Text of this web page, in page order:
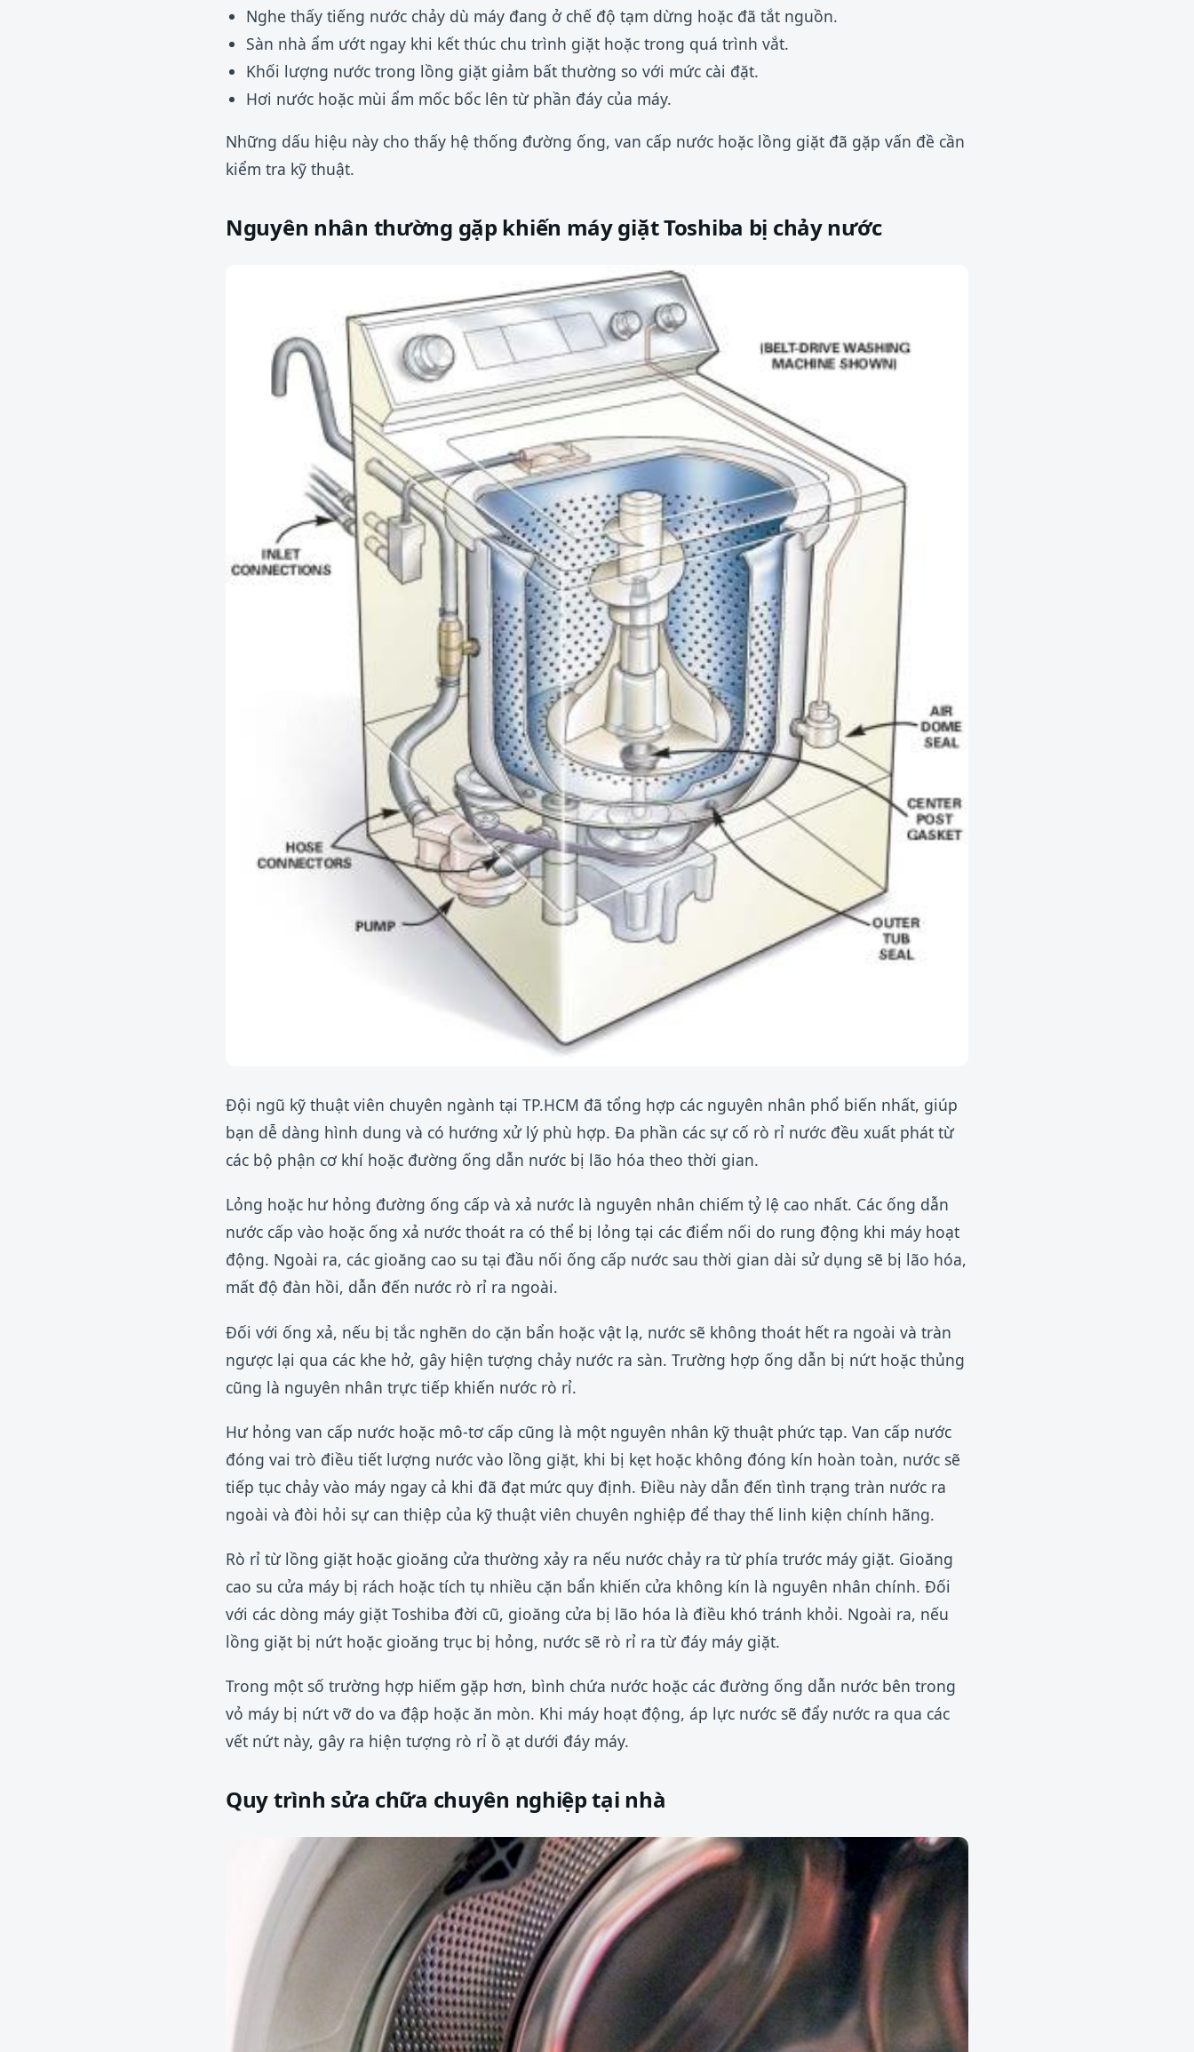
Nghe thấy tiếng nước chảy dù máy đang ở chế độ tạm dừng hoặc đã tắt nguồn.
Sàn nhà ẩm ướt ngay khi kết thúc chu trình giặt hoặc trong quá trình vắt.
Khối lượng nước trong lồng giặt giảm bất thường so với mức cài đặt.
Hơi nước hoặc mùi ẩm mốc bốc lên từ phần đáy của máy.
Những dấu hiệu này cho thấy hệ thống đường ống, van cấp nước hoặc lồng giặt đã gặp vấn đề cần
kiểm tra kỹ thuật.
Nguyên nhân thường gặp khiến máy giặt Toshiba bị chảy nước
Đội ngũ kỹ thuật viên chuyên ngành tại TP.HCM đã tổng hợp các nguyên nhân phổ biến nhất, giúp
bạn dễ dàng hình dung và có hướng xử lý phù hợp. Đa phần các sự cố rò rỉ nước đều xuất phát từ
các bộ phận cơ khí hoặc đường ống dẫn nước bị lão hóa theo thời gian.
Lỏng hoặc hư hỏng đường ống cấp và xả nước là nguyên nhân chiếm tỷ lệ cao nhất. Các ống dẫn
nước cấp vào hoặc ống xả nước thoát ra có thể bị lỏng tại các điểm nối do rung động khi máy hoạt
động. Ngoài ra, các gioăng cao su tại đầu nối ống cấp nước sau thời gian dài sử dụng sẽ bị lão hóa,
mất độ đàn hồi, dẫn đến nước rò rỉ ra ngoài.
Đối với ống xả, nếu bị tắc nghẽn do cặn bẩn hoặc vật lạ, nước sẽ không thoát hết ra ngoài và tràn
ngược lại qua các khe hở, gây hiện tượng chảy nước ra sàn. Trường hợp ống dẫn bị nứt hoặc thủng
cũng là nguyên nhân trực tiếp khiến nước rò rỉ.
Hư hỏng van cấp nước hoặc mô-tơ cấp cũng là một nguyên nhân kỹ thuật phức tạp. Van cấp nước
đóng vai trò điều tiết lượng nước vào lồng giặt, khi bị kẹt hoặc không đóng kín hoàn toàn, nước sẽ
tiếp tục chảy vào máy ngay cả khi đã đạt mức quy định. Điều này dẫn đến tình trạng tràn nước ra
ngoài và đòi hỏi sự can thiệp của kỹ thuật viên chuyên nghiệp để thay thế linh kiện chính hãng.
Rò rỉ từ lồng giặt hoặc gioăng cửa thường xảy ra nếu nước chảy ra từ phía trước máy giặt. Gioăng
cao su cửa máy bị rách hoặc tích tụ nhiều cặn bẩn khiến cửa không kín là nguyên nhân chính. Đối
với các dòng máy giặt Toshiba đời cũ, gioăng cửa bị lão hóa là điều khó tránh khỏi. Ngoài ra, nếu
lồng giặt bị nứt hoặc gioăng trục bị hỏng, nước sẽ rò rỉ ra từ đáy máy giặt.
Trong một số trường hợp hiếm gặp hơn, bình chứa nước hoặc các đường ống dẫn nước bên trong
vỏ máy bị nứt vỡ do va đập hoặc ăn mòn. Khi máy hoạt động, áp lực nước sẽ đẩy nước ra qua các
vết nứt này, gây ra hiện tượng rò rỉ ồ ạt dưới đáy máy.
Quy trình sửa chữa chuyên nghiệp tại nhà